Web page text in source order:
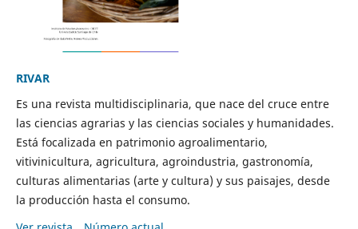
RIVAR
Es una revista multidisciplinaria, que nace del cruce entre
las ciencias agrarias y las ciencias sociales y humanidades.
Está focalizada en patrimonio agroalimentario,
vitivinicultura, agricultura, agroindustria, gastronomía,
culturas alimentarias (arte y cultura) y sus paisajes, desde
la producción hasta el consumo.